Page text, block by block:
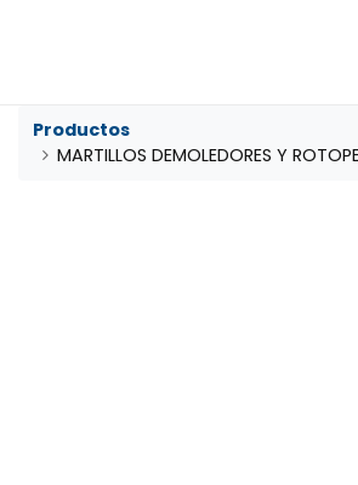
Prod​​uctos
MARTILLOS DEMOLEDORES Y